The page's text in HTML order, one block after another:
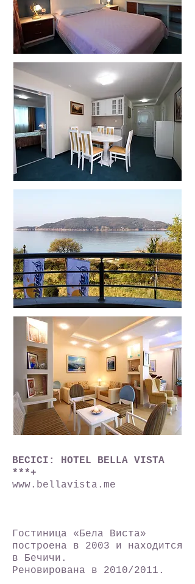
BECICI: HOTEL BELLA VISTA
***+
www.bellavista.me
Гостиница «Бела Виста»
построена в 2003 и находится
в Бечичи.
Реновирована в 2010/2011.